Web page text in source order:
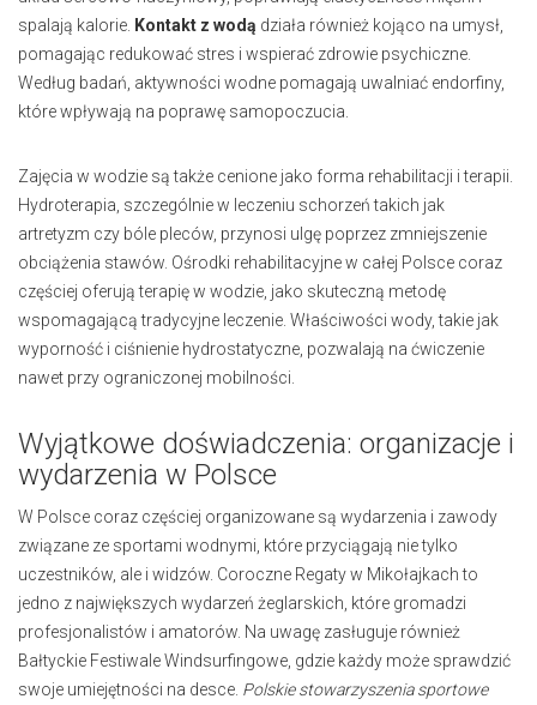
spalają kalorie. Kontakt z wodą działa również kojąco na umysł,
pomagając redukować stres i wspierać zdrowie psychiczne.
Według badań, aktywności wodne pomagają uwalniać endorfiny,
które wpływają na poprawę samopoczucia.
Zajęcia w wodzie są także cenione jako forma rehabilitacji i terapii.
Hydroterapia, szczególnie w leczeniu schorzeń takich jak
artretyzm czy bóle pleców, przynosi ulgę poprzez zmniejszenie
obciążenia stawów. Ośrodki rehabilitacyjne w całej Polsce coraz
częściej oferują terapię w wodzie, jako skuteczną metodę
wspomagającą tradycyjne leczenie. Właściwości wody, takie jak
wyporność i ciśnienie hydrostatyczne, pozwalają na ćwiczenie
nawet przy ograniczonej mobilności.
Wyjątkowe doświadczenia: organizacje i
wydarzenia w Polsce
W Polsce coraz częściej organizowane są wydarzenia i zawody
związane ze sportami wodnymi, które przyciągają nie tylko
uczestników, ale i widzów. Coroczne Regaty w Mikołajkach to
jedno z największych wydarzeń żeglarskich, które gromadzi
profesjonalistów i amatorów. Na uwagę zasługuje również
Bałtyckie Festiwale Windsurfingowe, gdzie każdy może sprawdzić
swoje umiejętności na desce. Polskie stowarzyszenia sportowe